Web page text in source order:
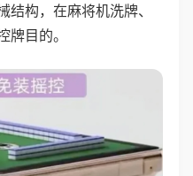
构，在麻将机洗牌、
目的。